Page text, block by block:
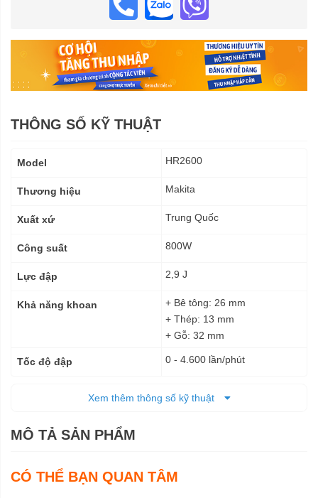
THÔNG SỐ KỸ THUẬT
kỹ
Model HR2600
Thương hiệu Makita
Xuất xứ Trung Quốc
Công suất 800W
Lực đập 2,9 J
Khả năng khoan
+ Bê tông: 26 mm
+ Thép: 13 mm
+ Gỗ: 32 mm
Tốc độ đập 0 - 4.600 lần/phút
Trọng lượng tịnh 2,8 Kg
Xem thêm thông số kỹ thuật
MÔ TẢ SẢN PHẨM
CÓ THỂ BẠN QUAN TÂM